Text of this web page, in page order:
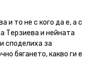
и то не с кого да е, а с
Терзиева и нейната
споделиха за
бягането, какво ги е